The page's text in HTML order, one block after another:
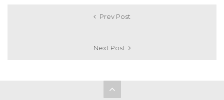
Prev Post
Next Post